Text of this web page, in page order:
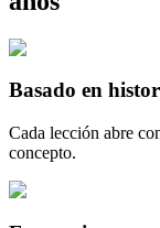
Basado en
Cada lección abre
concepto.